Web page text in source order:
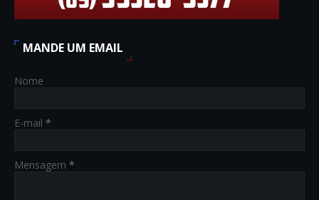
MANDE UM EMAIL
Nome
E-mail *
Mensagem *